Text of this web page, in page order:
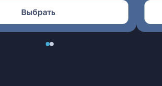
Выбрать